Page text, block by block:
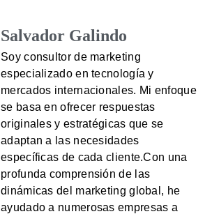
Salvador Galindo
Soy consultor de marketing
especializado en tecnología y
mercados internacionales. Mi enfoque
se basa en ofrecer respuestas
originales y estratégicas que se
adaptan a las necesidades
específicas de cada cliente.Con una
profunda comprensión de las
dinámicas del marketing global, he
ayudado a numerosas empresas a